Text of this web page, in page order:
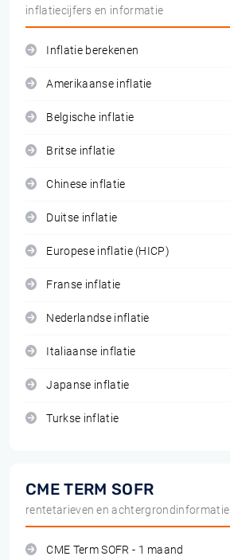
inflatiecijfers en informatie
Inflatie berekenen
Amerikaanse inflatie
Belgische inflatie
Britse inflatie
Chinese inflatie
Duitse inflatie
Europese inflatie (HICP)
Franse inflatie
Nederlandse inflatie
Italiaanse inflatie
Japanse inflatie
Turkse inflatie
CME TERM SOFR
rentetarieven en achtergrondinformatie
CME Term SOFR - 1 maand